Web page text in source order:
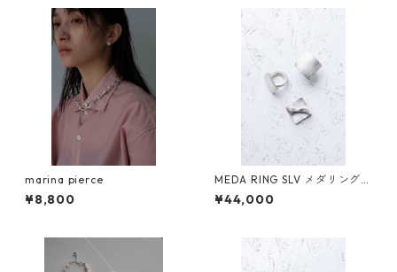
marina pierce
¥8,800
MEDA RING SLV メダリング
シルバー
¥44,000